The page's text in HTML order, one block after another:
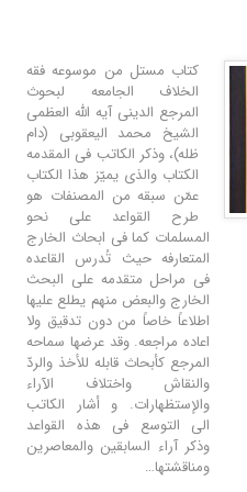
کتاب مستل من موسوعه فقه
الخلاف الجامعه لبحوث
المرجع الدینی آیه الله العظمی
الشیخ محمد الیعقوبی (دام
ظله)، وذکر الکاتب فی المقدمه
الکتاب والذی یمیّز هذا الکتاب
عمّن سبقه من المصنفات هو
طرح القواعد علی نحو
المسلمات کما فی ابحاث الخارج
المتعارفه حیث تُدرس القاعده
فی مراحل متقدمه علی البحث
الخارج والبعض منهم یطلع علیها
اطلاعاً خاصاً من دون تدقیق ولا
اعاده مراجعه. وقد عرضها سماحه
المرجع کأبحاث قابله للأخذ والردّ
والنقاش واختلاف الآراء
والإستظهارات. و أشار الکاتب
الى التوسع فی هذه القواعد
وذکر آراء السابقین والمعاصرین
ومناقشتها…